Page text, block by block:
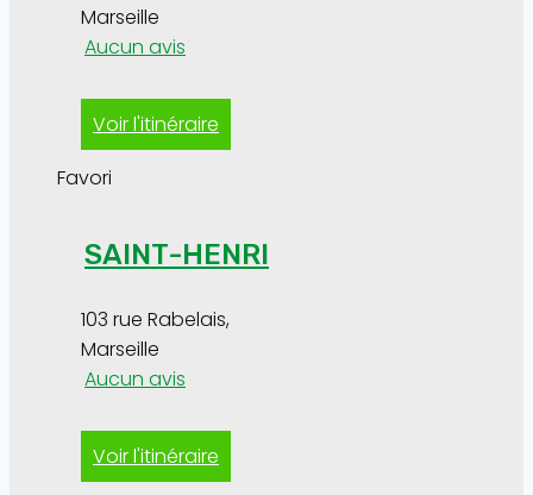
Marseille
Aucun avis
Voir l'itinéraire
Favori
SAINT-HENRI
103 rue Rabelais,
Marseille
Aucun avis
Voir l'itinéraire